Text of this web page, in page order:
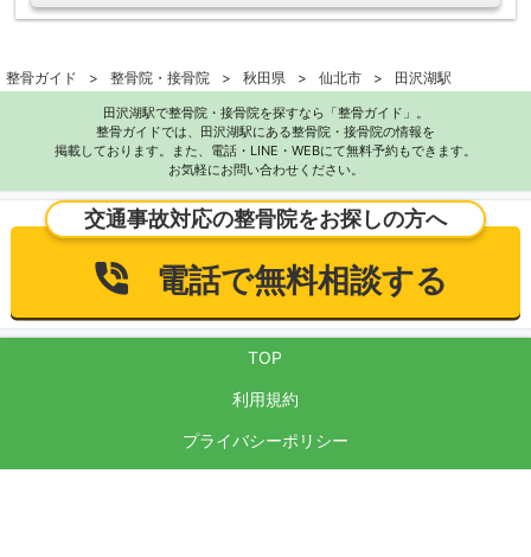
整骨ガイド 整骨院・接骨院 秋田県 仙北市 田沢湖駅
田沢湖駅で整骨院・接骨院を探すなら「整骨ガイド」。
整骨ガイドでは、田沢湖駅にある整骨院・接骨院の情報を
掲載しております。また、電話・LINE・WEBにて無料予約もできます。
お気軽にお問い合わせください。
交通事故対応の整骨院をお探しの方へ
電話で無料相談する
TOP
利用規約
プライバシーポリシー